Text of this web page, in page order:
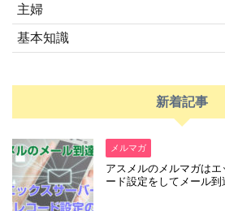
主婦
基本知識
新着記事
メルマガ
アスメルのメルマガは
ード設定をしてメール到